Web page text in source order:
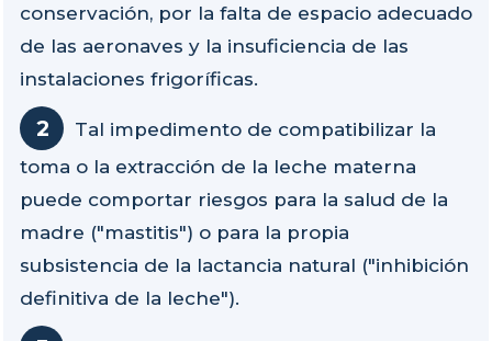
conservación, por la falta de espacio adecuado
de las aeronaves y la insuficiencia de las
instalaciones frigoríficas.
Tal impedimento de compatibilizar la
toma o la extracción de la leche materna
puede comportar riesgos para la salud de la
madre ("mastitis") o para la propia
subsistencia de la lactancia natural ("inhibición
definitiva de la leche").